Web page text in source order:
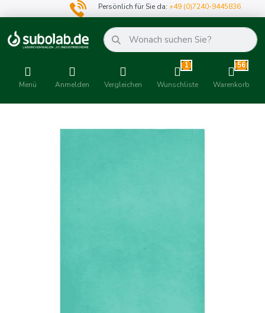
Persönlich für Sie da:+49 (0)7240-9445836
Menü Anmelden Vergleichen
1
Wunschliste
56
Warenkorb